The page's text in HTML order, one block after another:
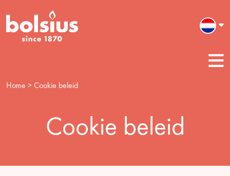
Home > Cookie beleid
Cookie beleid